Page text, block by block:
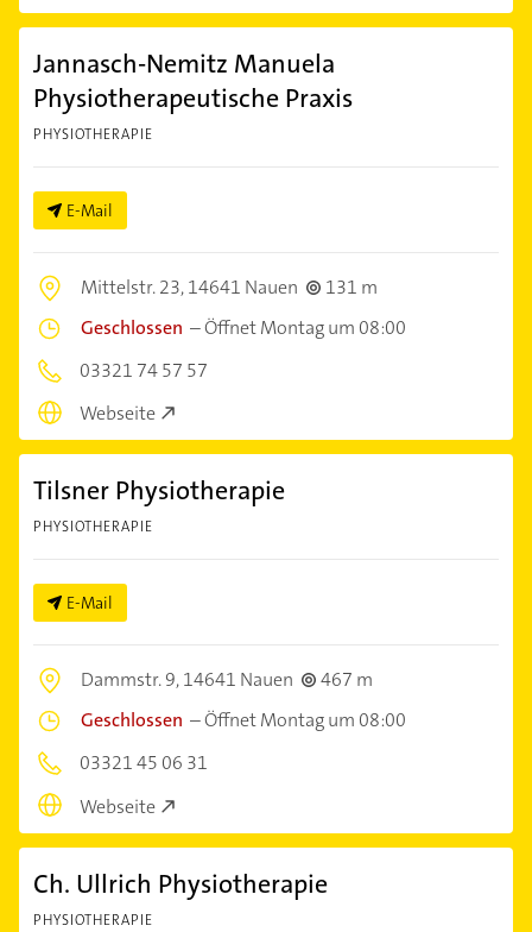
Jannasch-Nemitz Manuela
Physiotherapeutische Praxis
PHYSIOTHERAPIE
E-Mail
Mittelstr. 23,14641 Nauen
131 m
Geschlossen –Öffnet Montag um 08:00
03321 74 57 57
Webseite
Tilsner Physiotherapie
PHYSIOTHERAPIE
E-Mail
Dammstr. 9,14641 Nauen
467 m
Geschlossen –Öffnet Montag um 08:00
03321 45 06 31
Webseite
Ch. Ullrich Physiotherapie
PHYSIOTHERAPIE